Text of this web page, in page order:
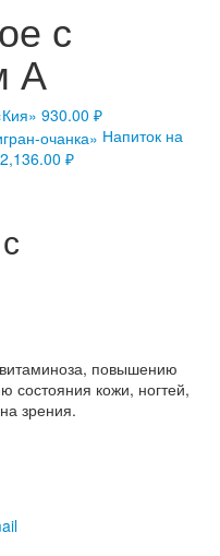
с
А
930.00 ₽
Напиток на
2,136.00 ₽
повышению
состояния кожи, ногтей,
зрения.